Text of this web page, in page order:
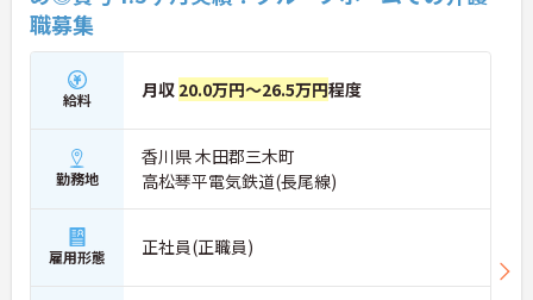
職募集
給料 月収 20.0万円～26.5万円程度
勤務地
香川県 木田郡三木町
高松琴平電気鉄道(長尾線)
雇用形態 正社員(正職員)